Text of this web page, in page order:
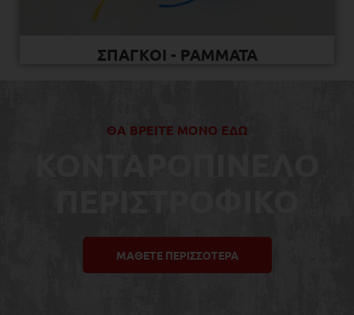
ΣΠΑΓΚΟΙ - ΡΑΜΜΑΤΑ
ΘΑ ΒΡΕΙΤΕ ΜΟΝΟ ΕΔΩ
ΜΑΘΕΤΕ ΠΕΡΙΣΣΟΤΕΡΑ